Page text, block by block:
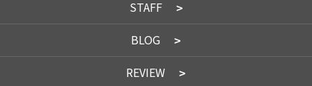
STAFF
BLOG
REVIEW